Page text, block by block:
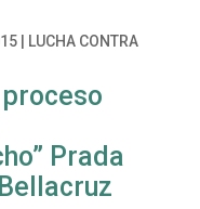
|
LUCHA CONTRA
Prada